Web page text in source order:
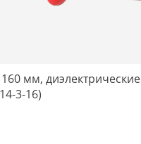
мм, диэлектрические
3-16)